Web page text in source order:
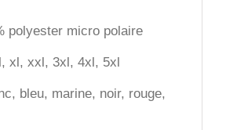
polyester micro polaire
xl, xxl, 3xl, 4xl, 5xl
bleu, marine, noir, rouge,